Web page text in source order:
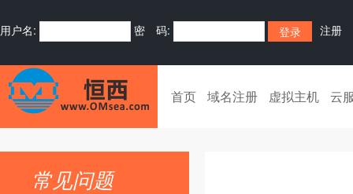
用户名: 密 码: 注册
首页 域名注册 虚拟主机 云
常见问题